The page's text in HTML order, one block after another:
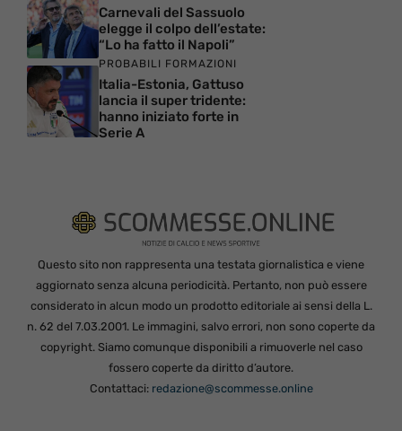
Carnevali del Sassuolo
elegge il colpo dell’estate:
“Lo ha fatto il Napoli”
PROBABILI FORMAZIONI
Italia-Estonia, Gattuso
lancia il super tridente:
hanno iniziato forte in
Serie A
Questo sito non rappresenta una testata giornalistica e viene
aggiornato senza alcuna periodicità. Pertanto, non può essere
considerato in alcun modo un prodotto editoriale ai sensi della L.
n. 62 del 7.03.2001. Le immagini, salvo errori, non sono coperte da
copyright. Siamo comunque disponibili a rimuoverle nel caso
fossero coperte da diritto d’autore.
Contattaci: redazione@scommesse.online